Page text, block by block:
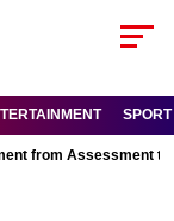
SPORT
from Assessment